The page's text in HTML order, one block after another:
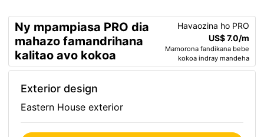
Ny mpampiasa PRO dia
mahazo famandrihana
kalitao avo kokoa
Havaozina ho PRO
US$ 7.0/m
Mamorona fandikana bebe
kokoa indray mandeha
Exterior design
Eastern House exterior